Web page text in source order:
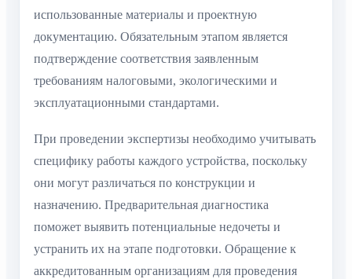
использованные материалы и проектную
документацию. Обязательным этапом является
подтверждение соответствия заявленным
требованиям налоговыми, экологическими и
эксплуатационными стандартами.
При проведении экспертизы необходимо учитывать
специфику работы каждого устройства, поскольку
они могут различаться по конструкции и
назначению. Предварительная диагностика
поможет выявить потенциальные недочеты и
устранить их на этапе подготовки. Обращение к
аккредитованным организациям для проведения